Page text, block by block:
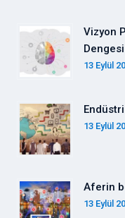
Vizyon
Dengesi
13 Eylül
13 Eylül
Aferin
13 Eylül